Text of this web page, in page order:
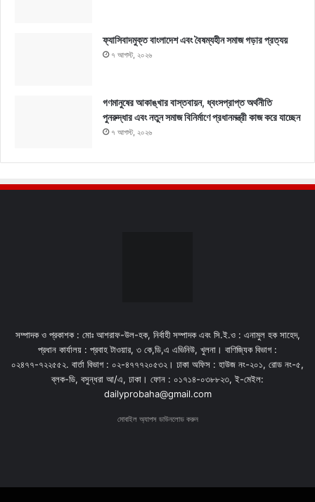
ফ্যাসিবাদমুক্ত বাংলাদেশ এবং বৈষম্যহীন সমাজ গড়ার প্রত্যয়
৭ আগস্ট, ২০২৬
গণমানুষের আকাঙ্খার বাস্তবায়ন, ধ্বংসপ্রাপ্ত অর্থনীতি
পুনরুদ্ধার এবং নতুন সমাজ বিনির্মাণে প্রধানমন্ত্রী কাজ করে যাচ্ছেন
৭ আগস্ট, ২০২৬
সম্পাদক ও প্রকাশক : মোঃ আশরাফ-উল-হক, নির্বাহী সম্পাদক এবং সি.ই.ও : এনামুল হক সাহেদ,
প্রধান কার্যালয় : প্রবাহ টাওয়ার, ৩ কে,ডি,এ এভিনিউ, খুলনা। বাণিজ্যিক বিভাগ :
০২৪৭৭-৭২২৫৫২. বার্তা বিভাগ : ০২-৪৭৭৭২০৫৩২। ঢাকা অফিস : হাউজ নং-২০১, রোড নং-৫,
ব্লক-ডি, বসুন্ধরা আ/এ, ঢাকা। ফোন : ০১৭১৪-০৩৮৮২৩, ই-মেইল:
dailyprobaha@gmail.com
মোবাইল অ্যাপস ডাউনলোড করুন